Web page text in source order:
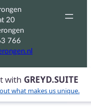
with GREYD.SUITE
what makes us unique.
20
766